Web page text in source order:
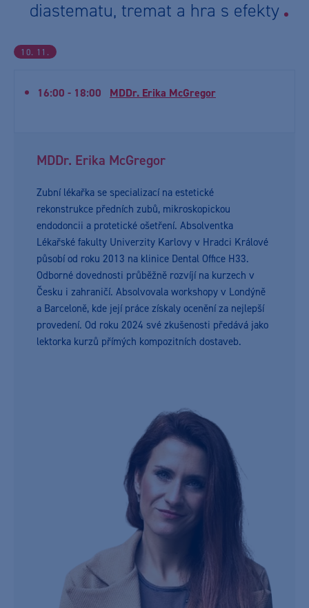
diastematu, tremat a hra s efekty
10. 11.
16:00 - 18:00 MDDr. Erika McGregor
MDDr. Erika McGregor
Zubní lékařka se specializací na estetické
rekonstrukce předních zubů, mikroskopickou
endodoncii a protetické ošetření. Absolventka
Lékařské fakulty Univerzity Karlovy v Hradci Králové
působí od roku 2013 na klinice Dental Office H33.
Odborné dovednosti průběžně rozvíjí na kurzech v
Česku i zahraničí. Absolvovala workshopy v Londýně
a Barceloně, kde její práce získaly ocenění za nejlepší
provedení. Od roku 2024 své zkušenosti předává jako
lektorka kurzů přímých kompozitních dostaveb.